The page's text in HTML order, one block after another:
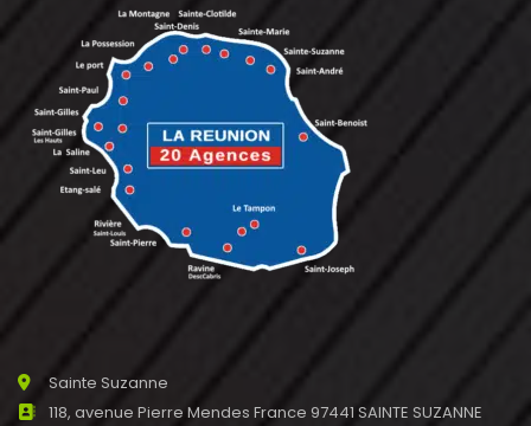
Sainte Suzanne
118, avenue Pierre Mendes France 97441 SAINTE SUZANNE